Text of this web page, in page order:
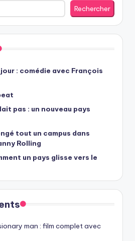
Rechercher
: comédie avec François
pas : un nouveau pays
tout un campus dans
Rolling
un pays glisse vers le
man : film complet avec